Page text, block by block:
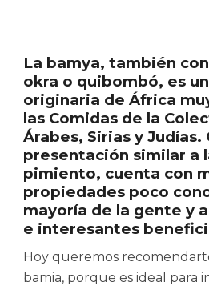
La bamya, también
okra o quibombó, es
originaria de África
las Comidas de la
Árabes, Sirias y Judías.
presentación similar a
pimiento, cuenta con
propiedades poco
mayoría de la gente y
e interesantes
Hoy queremos
bamia, porque es ideal para